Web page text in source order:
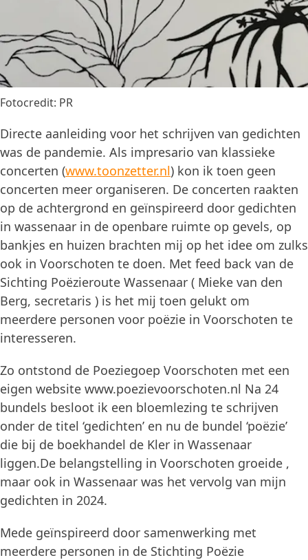
Fotocredit: PR
Directe aanleiding voor het schrijven van gedichten
was de pandemie. Als impresario van klassieke
concerten (www.toonzetter.nl) kon ik toen geen
concerten meer organiseren. De concerten raakten
op de achtergrond en geïnspireerd door gedichten
in wassenaar in de openbare ruimte op gevels, op
bankjes en huizen brachten mij op het idee om zulks
ook in Voorschoten te doen. Met feed back van de
Sichting Poëzieroute Wassenaar ( Mieke van den
Berg, secretaris ) is het mij toen gelukt om
meerdere personen voor poëzie in Voorschoten te
interesseren.
Zo ontstond de Poeziegoep Voorschoten met een
eigen website www.poezievoorschoten.nl Na 24
bundels besloot ik een bloemlezing te schrijven
onder de titel ‘gedichten’ en nu de bundel ‘poëzie’
die bij de boekhandel de Kler in Wassenaar
liggen.De belangstelling in Voorschoten groeide ,
maar ook in Wassenaar was het vervolg van mijn
gedichten in 2024.
Mede geïnspireerd door samenwerking met
meerdere personen in de Stichting Poëzie